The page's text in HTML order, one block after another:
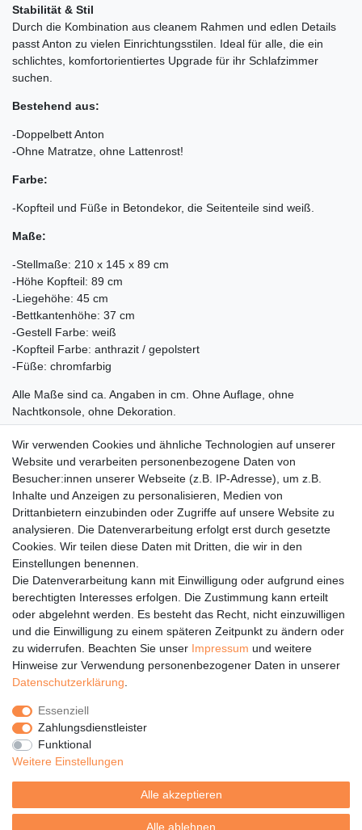
Stabilität & Stil
Durch die Kombination aus cleanem Rahmen und edlen Details
passt Anton zu vielen Einrichtungsstilen. Ideal für alle, die ein
schlichtes, komfortorientiertes Upgrade für ihr Schlafzimmer
suchen.
Bestehend aus:
-Doppelbett Anton
-Ohne Matratze, ohne Lattenrost!
Farbe:
-Kopfteil und Füße in Betondekor, die Seitenteile sind weiß.
Maße:
-Stellmaße: 210 x 145 x 89 cm
-Höhe Kopfteil: 89 cm
-Liegehöhe: 45 cm
-Bettkantenhöhe: 37 cm
-Gestell Farbe: weiß
-Kopfteil Farbe: anthrazit / gepolstert
-Füße: chromfarbig
Alle Maße sind ca. Angaben in cm. Ohne Auflage, ohne
Nachtkonsole, ohne Dekoration.
Bitte beachten Sie, dass die Farbe aufgrund der
Beschaffenheit des Materials, des Lichteinfalls sowie der
Bildschirmeinstellung etwas abweichen kann!
Die Lieferung erfolgt nur bis zur Bordsteinkante; die Ware wird
vom Fahrer der Spedition nicht in die Wohnung bzw. ins Haus
transportiert.
Rechtliches
Service
Unternehmen
Karriere
Presse
Blog
Wir verwenden Cookies und ähnliche Technologien auf unserer
Website und verarbeiten personenbezogene Daten von
Besucher:innen unserer Webseite (z.B. IP-Adresse), um z.B.
Inhalte und Anzeigen zu personalisieren, Medien von
Drittanbietern einzubinden oder Zugriffe auf unsere Website zu
analysieren. Die Datenverarbeitung erfolgt erst durch gesetzte
Cookies. Wir teilen diese Daten mit Dritten, die wir in den
Einstellungen benennen.
Die Datenverarbeitung kann mit Einwilligung oder aufgrund eines
berechtigten Interesses erfolgen. Die Zustimmung kann erteilt
oder abgelehnt werden. Es besteht das Recht, nicht einzuwilligen
und die Einwilligung zu einem späteren Zeitpunkt zu ändern oder
zu widerrufen. Beachten Sie unser Impressum und weitere
Hinweise zur Verwendung personenbezogener Daten in unserer
Daten­schutz­erklärung
Essenziell
Zahlungsdienstleister
Funktional
Weitere Einstellungen
Alle akzeptieren
Alle ablehnen